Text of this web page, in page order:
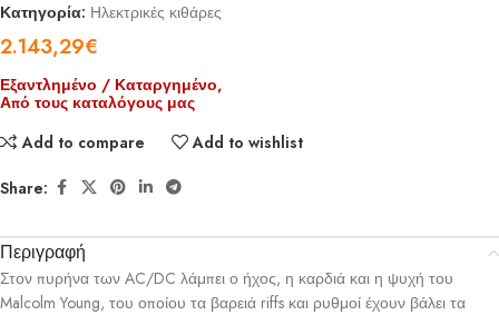
Κατηγορία: Ηλεκτρικές κιθάρες
2.143,29€
Εξαντλημένο / Καταργημένο,
Από τους καταλόγους μας
Add to compare
Add to wishlist
Share:
Περιγραφή
Στον πυρήνα των AC/DC λάμπει ο ήχος, η καρδιά και η ψυχή του
Malcolm Young, του οποίου τα βαρειά riffs και ρυθμοί έχουν βάλει τα